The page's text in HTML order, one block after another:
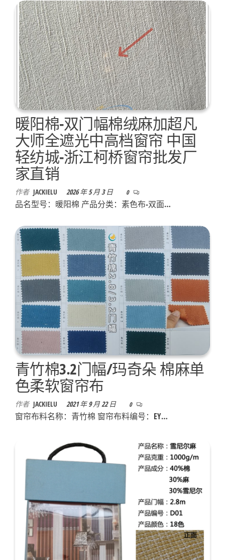
暖阳棉-双门幅棉绒麻加超凡
大师全遮光中高档窗帘 中国
轻纺城-浙江柯桥窗帘批发厂
家直销
作者 JACKIELU 2026 年 5 月 3 日 0
品名型号：暖阳棉 产品分类：素色布-双面…
青竹棉3.2门幅/玛奇朵 棉麻单
色柔软窗帘布
作者 JACKIELU 2021 年 9 月 22 日 0
窗帘布料名称：青竹棉 窗帘布料编号：EY…